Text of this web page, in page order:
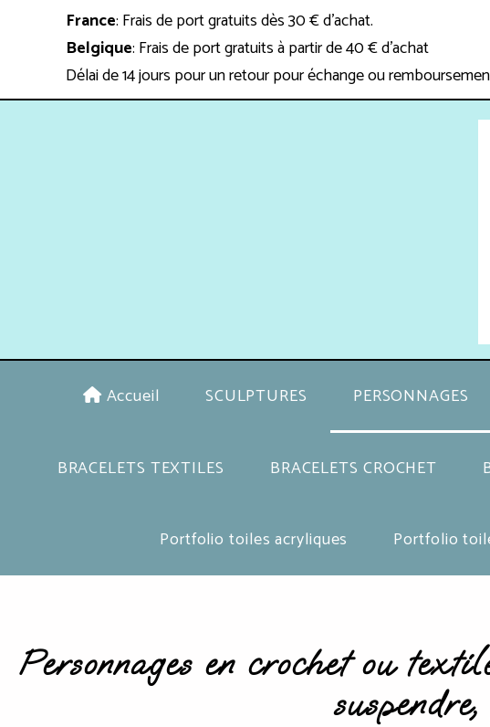
France: Frais de port gratuits dès 30 € d'achat.
Belgique: Frais de port gratuits à partir de 40 € d'achat
Délai de 14 jours pour un retour pour échange ou
Accueil SCULPTURES PERSONNAGES
BRACELETS TEXTILES BRACELETS CROCHET
Portfolio toiles acryliques Portfolio
Personnages en crochet ou